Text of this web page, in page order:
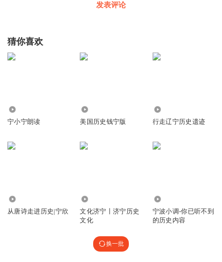
发表评论
猜你喜欢
宁小宁朗读 美国历史钱宁版 行走辽宁历史遗迹
从唐诗走进历史|宁欣
文化济宁丨济宁历史
文化
宁波小调-你已听不到
的历史内容
换一批